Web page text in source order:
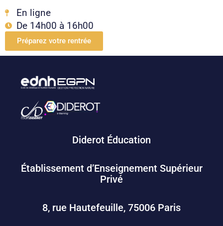
En ligne
De 14h00 à 16h00
Préparez votre rentrée
Diderot Éducation
Établissement d’Enseignement Supérieur
Privé
8, rue Hautefeuille, 75006 Paris